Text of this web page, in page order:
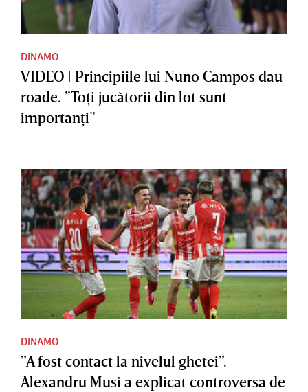
DINAMO
VIDEO | Principiile lui Nuno Campos dau
roade. ”Toţi jucătorii din lot sunt
importanţi”
DINAMO
”A fost contact la nivelul ghetei”.
Alexandru Musi a explicat controversa de